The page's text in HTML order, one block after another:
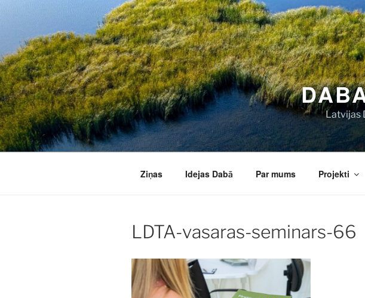
Doties
Latvijas
Ziņas Idejas Dabā Par mums Projekti
LDTA-vasaras-seminars-66